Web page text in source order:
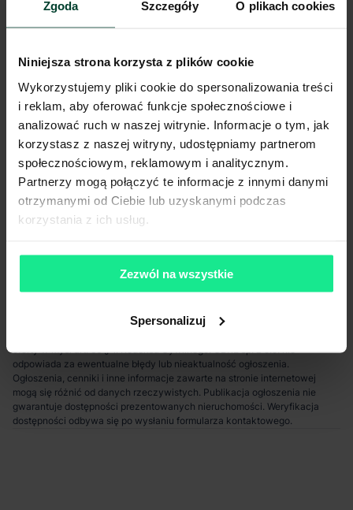
Zgoda Szczegóły O plikach cookies
Niniejsza strona korzysta z plików cookie
Wykorzystujemy pliki cookie do spersonalizowania treści
i reklam, aby oferować funkcje społecznościowe i
analizować ruch w naszej witrynie. Informacje o tym, jak
korzystasz z naszej witryny, udostępniamy partnerom
społecznościowym, reklamowym i analitycznym.
Partnerzy mogą połączyć te informacje z innymi danymi
otrzymanymi od Ciebie lub uzyskanymi podczas
korzystania z ich usług.
Zezwól na wszystkie
Spersonalizuj
Klapy dymowe
Tak
Tryskacze
Brama wjazdowa z poziomu
Tak
Pokaż więcej
Komunikacja
Port lotniczy
Stacja kolejowa
Transport publiczny
1 km
Lokalizacja magazynu
odpowiada za ewentualne błędy lub nieaktualność ogłoszenia.
Ogłoszenia, cenniki i inne informacje zawarte na stronie internetowej
mogą się różnić od danych rzeczywistych. Publikacja ogłoszenia nie
gwarantuje dostępności prezentowanych nieruchomości. Weryfikacja
dostępności odbywa się po wysłaniu formularza kontaktowego.